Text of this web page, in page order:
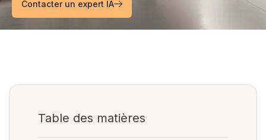
Contacter un expert IA
Table des matières